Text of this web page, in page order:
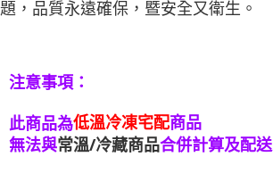
題，品質永遠確保，暨安全又衛生。
注意事項：
此商品為低溫冷凍宅配商品
無法與常溫/冷藏商品合併計算及配送